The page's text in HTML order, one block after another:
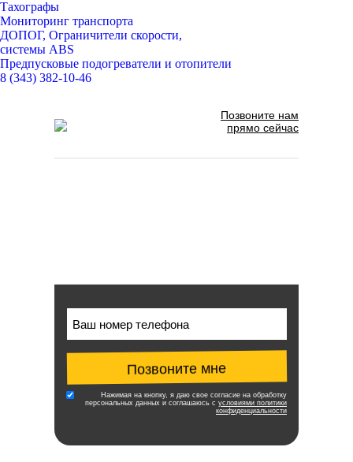
Тахографы
Мониторинг транспорта
ДОПОГ, Ограничители скорости,
системы ABS
Предпусковые подогреватели и отопители
8 (343) 382-10-46
Позвоните нам
прямо сейчас
Позвоните мне
Нажимая на кнопку, я даю свое согласие на обработку
персональных данных и соглашаюсь с условиями политики
конфиденциальности